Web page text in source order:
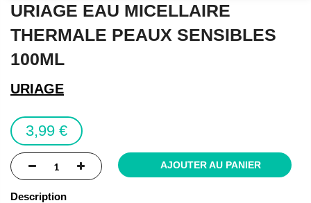
beginning
of
images
URIAGE EAU MICELLAIRE
THERMALE PEAUX SENSIBLES
100ML
URIAGE
3,99 €
AJOUTER AU PANIER
Description